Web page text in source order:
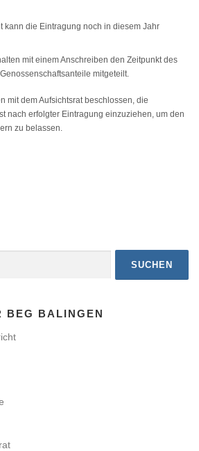
kann die Eintragung noch in diesem Jahr
mit einem Anschreiben den Zeitpunkt des
mitgeteilt.
mit dem Aufsichtsrat beschlossen, die
nach erfolgter Eintragung einzuziehen, um den
zu belassen.
BEG BALINGEN